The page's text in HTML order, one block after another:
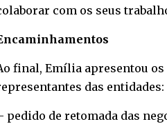
com os seus
final, Emília apresentou
das entidades:
pedido de retomada das